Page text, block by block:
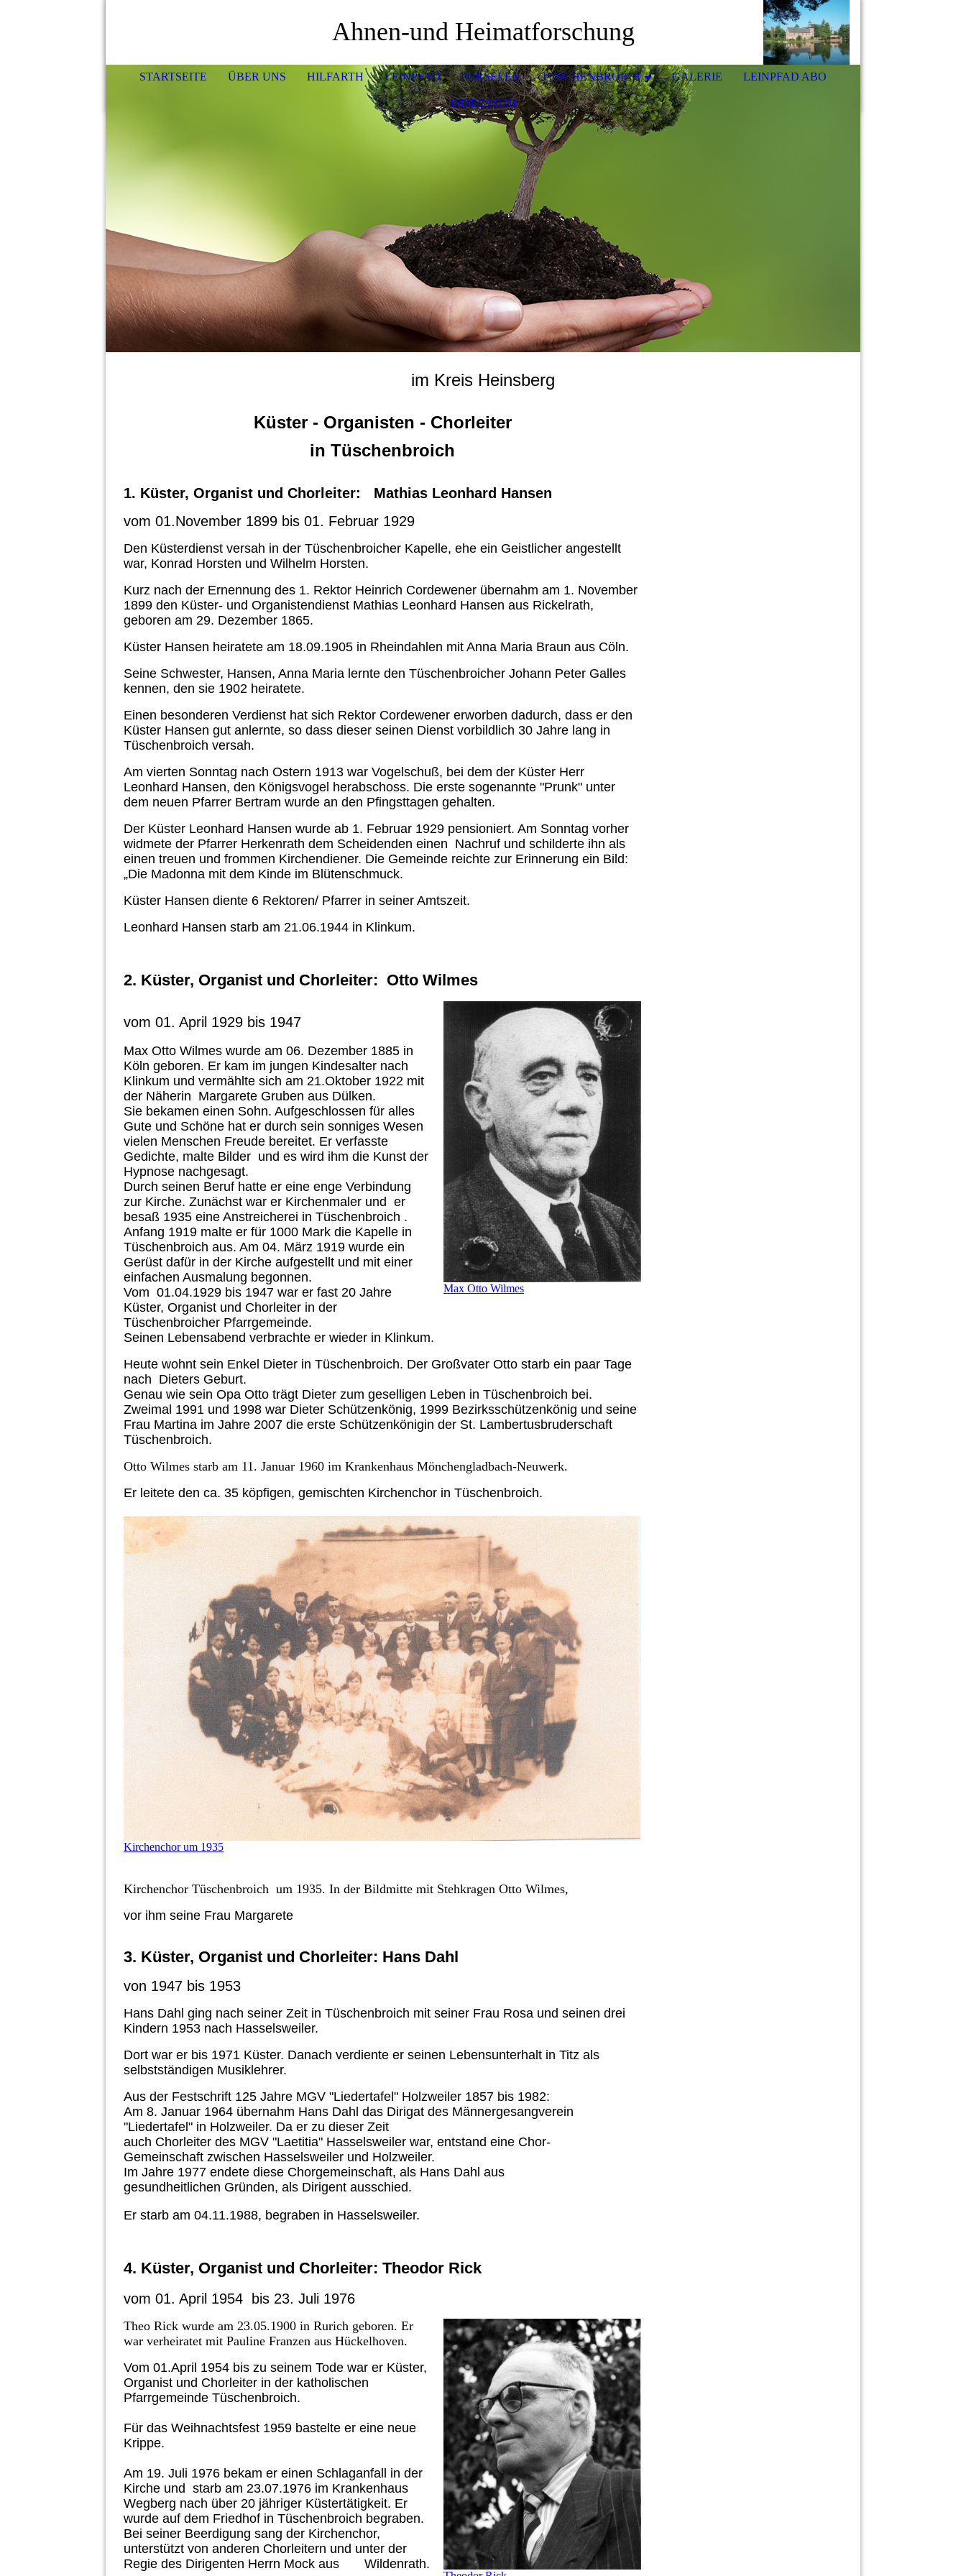
Ahnen-und Heimatforschung
STARTSEITE ÜBER UNS HILFARTH LEINPFAD PORSELEN TÜSCHENBROICH GALERIE LEINPFAD ABO
IMPRESSUM
im Kreis Heinsberg
Küster - Organisten - Chorleiter
in Tüschenbroich
1. Küster, Organist und Chorleiter: Mathias Leonhard Hansen
vom 01.November 1899 bis 01. Februar 1929
Den Küsterdienst versah in der Tüschenbroicher Kapelle, ehe ein Geistlicher angestellt
war, Konrad Horsten und Wilhelm Horsten.
Kurz nach der Ernennung des 1. Rektor Heinrich Cordewener übernahm am 1. November
1899 den Küster- und Organistendienst Mathias Leonhard Hansen aus Rickelrath,
geboren am 29. Dezember 1865.
Küster Hansen heiratete am 18.09.1905 in Rheindahlen mit Anna Maria Braun aus Cöln.
Seine Schwester, Hansen, Anna Maria lernte den Tüschenbroicher Johann Peter Galles
kennen, den sie 1902 heiratete.
Einen besonderen Verdienst hat sich Rektor Cordewener erworben dadurch, dass er den
Küster Hansen gut anlernte, so dass dieser seinen Dienst vorbildlich 30 Jahre lang in
Tüschenbroich versah.
Am vierten Sonntag nach Ostern 1913 war Vogelschuß, bei dem der Küster Herr
Leonhard Hansen, den Königsvogel herabschoss. Die erste sogenannte "Prunk" unter
dem neuen Pfarrer Bertram wurde an den Pfingsttagen gehalten.
Der Küster Leonhard Hansen wurde ab 1. Februar 1929 pensioniert. Am Sonntag vorher
widmete der Pfarrer Herkenrath dem Scheidenden einen Nachruf und schilderte ihn als
einen treuen und frommen Kirchendiener. Die Gemeinde reichte zur Erinnerung ein Bild:
„Die Madonna mit dem Kinde im Blütenschmuck.
Küster Hansen diente 6 Rektoren/ Pfarrer in seiner Amtszeit.
Leonhard Hansen starb am 21.06.1944 in Klinkum.
2. Küster, Organist und Chorleiter: Otto Wilmes
Max Otto Wilmes
vom 01. April 1929 bis 1947
Max Otto Wilmes wurde am 06. Dezember 1885 in
Köln geboren. Er kam im jungen Kindesalter nach
Klinkum und vermählte sich am 21.Oktober 1922 mit
der Näherin Margarete Gruben aus Dülken.
Sie bekamen einen Sohn. Aufgeschlossen für alles
Gute und Schöne hat er durch sein sonniges Wesen
vielen Menschen Freude bereitet. Er verfasste
Gedichte, malte Bilder und es wird ihm die Kunst der
Hypnose nachgesagt.
Durch seinen Beruf hatte er eine enge Verbindung
zur Kirche. Zunächst war er Kirchenmaler und er
besaß 1935 eine Anstreicherei in Tüschenbroich .
Anfang 1919 malte er für 1000 Mark die Kapelle in
Tüschenbroich aus. Am 04. März 1919 wurde ein
Gerüst dafür in der Kirche aufgestellt und mit einer
einfachen Ausmalung begonnen.
Vom 01.04.1929 bis 1947 war er fast 20 Jahre
Küster, Organist und Chorleiter in der
Tüschenbroicher Pfarrgemeinde.
Seinen Lebensabend verbrachte er wieder in Klinkum.
Heute wohnt sein Enkel Dieter in Tüschenbroich. Der Großvater Otto starb ein paar Tage
nach Dieters Geburt.
Genau wie sein Opa Otto trägt Dieter zum geselligen Leben in Tüschenbroich bei.
Zweimal 1991 und 1998 war Dieter Schützenkönig, 1999 Bezirksschützenkönig und seine
Frau Martina im Jahre 2007 die erste Schützenkönigin der St. Lambertusbruderschaft
Tüschenbroich.
Otto Wilmes starb am 11. Januar 1960 im Krankenhaus Mönchengladbach-Neuwerk.
Er leitete den ca. 35 köpfigen, gemischten Kirchenchor in Tüschenbroich.
Kirchenchor um 1935
Kirchenchor Tüschenbroich um 1935. In der Bildmitte mit Stehkragen Otto Wilmes,
vor ihm seine Frau Margarete
3. Küster, Organist und Chorleiter: Hans Dahl
von 1947 bis 1953
Hans Dahl ging nach seiner Zeit in Tüschenbroich mit seiner Frau Rosa und seinen drei
Kindern 1953 nach Hasselsweiler.
Dort war er bis 1971 Küster. Danach verdiente er seinen Lebensunterhalt in Titz als
selbstständigen Musiklehrer.
Aus der Festschrift 125 Jahre MGV "Liedertafel" Holzweiler 1857 bis 1982:
Am 8. Januar 1964 übernahm Hans Dahl das Dirigat des Männergesangverein
"Liedertafel" in Holzweiler. Da er zu dieser Zeit
auch Chorleiter des MGV "Laetitia" Hasselsweiler war, entstand eine Chor-
Gemeinschaft zwischen Hasselsweiler und Holzweiler.
Im Jahre 1977 endete diese Chorgemeinschaft, als Hans Dahl aus
gesundheitlichen Gründen, als Dirigent ausschied.
Er starb am 04.11.1988, begraben in Hasselsweiler.
4. Küster, Organist und Chorleiter: Theodor Rick
vom 01. April 1954 bis 23. Juli 1976
Theo Rick wurde am 23.05.1900 in Rurich geboren. Er
war verheiratet mit Pauline Franzen aus Hückelhoven.
Vom 01.April 1954 bis zu seinem Tode war er Küster,
Organist und Chorleiter in der katholischen
Pfarrgemeinde Tüschenbroich.
Für das Weihnachtsfest 1959 bastelte er eine neue
Krippe.
Am 19. Juli 1976 bekam er einen Schlaganfall in der
Kirche und starb am 23.07.1976 im Krankenhaus
Wegberg nach über 20 jähriger Küstertätigkeit. Er
wurde auf dem Friedhof in Tüschenbroich begraben.
Bei seiner Beerdigung sang der Kirchenchor,
unterstützt von anderen Chorleitern und unter der
Regie des Dirigenten Herrn Mock aus Wildenrath.